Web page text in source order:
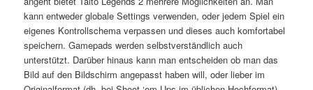
kann entweder globale Settings verwenden, oder jedem Spiel ein
eigenes Kontrollschema verpassen und dieses auch komfortabel
speichern. Gamepads werden selbstverständlich auch
unterstützt. Darüber hinaus kann man entscheiden ob man das
Bild auf den Bildschirm angepasst haben will, oder lieber im